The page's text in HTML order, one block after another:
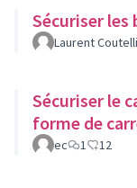
Sécuriser les
Laurent
Sécuriser le
forme de
ec 1 12